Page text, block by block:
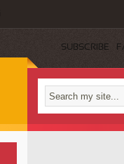
SUBSCRIBE